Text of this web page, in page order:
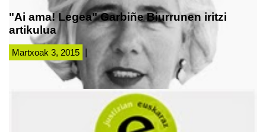
"Ai ama! Legea" Garbiñe Biurrunen iritzi
artikulua
Martxoak 3, 2015